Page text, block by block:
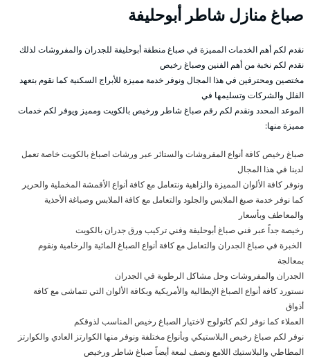
صباغ منازل شاطر أبوحليفة
نقدم لكم أهم الخدمات المميزة في صباغ منطقة أبوحليفة للجدران والمفروشات لذلك
نقدم لكم نخبة من أهم الفنين وصباغ رخيص
مختصين ومحترفين في هذا المجال ونوفر خدمة مميزة للأبراج السكنية كما نقوم بتعهد
الفلل والشركات وتسليمها في
الموعد المحدد ونقدم لكم رقم صباغ شاطر ورخيص بالكويت ومميز ويوفر لكم خدمات
مميزة منها:
صباغ رخيص كافة أنواع المفروشات والستائر عبر ورشات اصباغ بالكويت خاصة تعمل
لدينا في هذا المجال
ونوفر كافة الألوان المميزة والزاهية ونتعامل مع كافة أنواع الأقمشة المخملية والحرير
كما نوفر خدمة صبغ الملابس والجلود والتعامل مع كافة الملابس وصباغة الأحذية
والمعاطف وبأسعار
رخيصة جداً عبر فني صباغ أبوحليفة وفني تركيب ورق جدران بالكويت
الخبرة في صباغ الجدران والتعامل مع كافة أنواع الصباغ المائية والرخامية ونقوم
بمعالجة
الجدران والمفروشات وحل مشاكل الرطوبة في الجدران
نستورد كافة أنواع الصباغ الإيطالية والأمريكية وبكافة الألوان التي تتماشى مع كافة
أذواق
العملاء كما نوفر لكم كاتولوج لاختيار الصباغ رخيص المناسب لذوقكم
نوفر لكم صباغ رخيص البلاستيكي وبأنواع مختلفة ونوفر منها الكوارتز العادي والكوارتز
المطاطي والبلاستيك اللامع ونصف لمعة أيضاً صباغ شاطر ورخيص